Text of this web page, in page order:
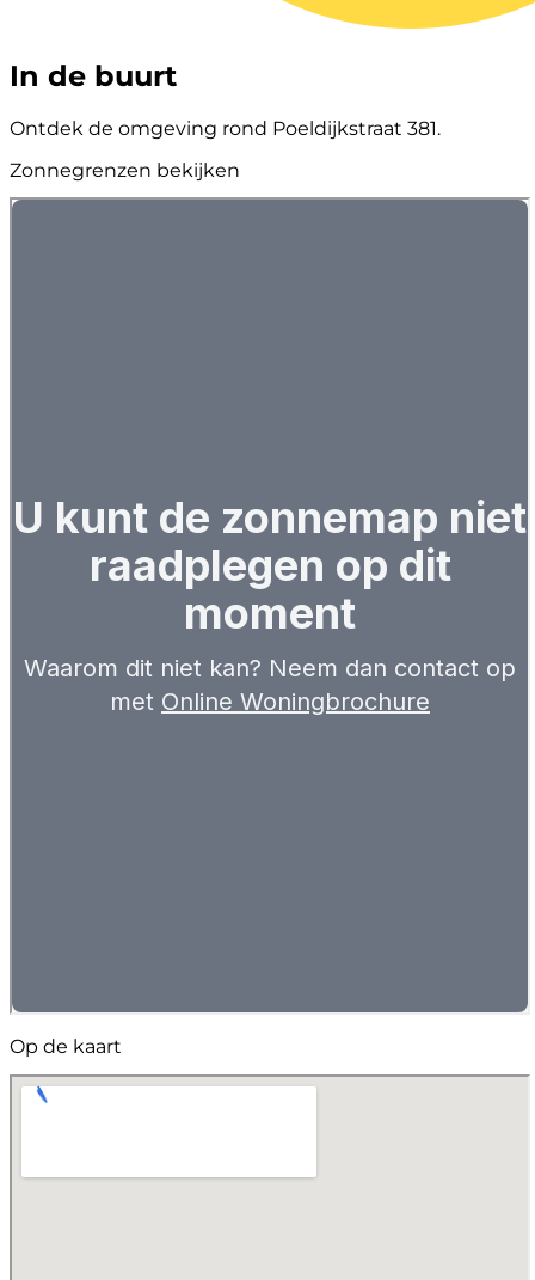
In de buurt
Ontdek de omgeving rond Poeldijkstraat 381.
Zonnegrenzen bekijken
Op de kaart